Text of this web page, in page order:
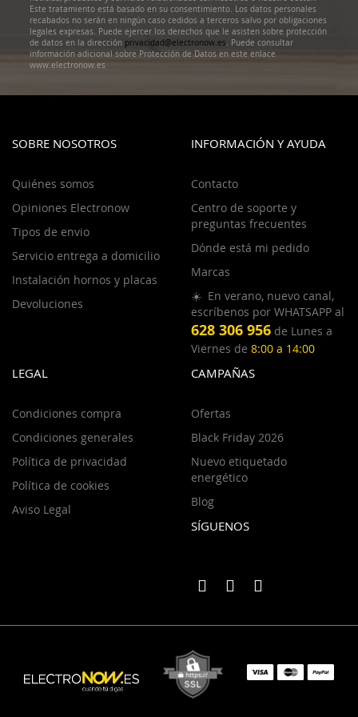
Este tratamiento está basado en su consentimiento. Los datos personales
recabados no serán en ningún caso cedidos a terceros salvo por obligaciones
legales expresas. Puede ejercer los derechos que le asisten sobre protección
de datos en la dirección privacidad@electronow.es. Puede consultar
información adicional sobre Protección de Datos en este enlace
www.electronow.es
SOBRE NOSOTROS
Quiénes somos
Opiniones Electronow
Tipos de envio
Servicio entrega a domicilio
Instalación hornos y placas
Devoluciones
INFORMACIÓN Y AYUDA
Contacto
Centro de soporte y
preguntas frecuentes
Dónde está mi pedido
Marcas
☀️ En verano, nuevo canal,
escríbenos por WHATSAPP al
628 306 956 de Lunes a
Viernes de 8:00 a 14:00
LEGAL
Condiciones compra
Condiciones generales
Política de privacidad
Política de cookies
Aviso Legal
CAMPAÑAS
Ofertas
Black Friday 2026
Nuevo etiquetado
energético
Blog
SÍGUENOS